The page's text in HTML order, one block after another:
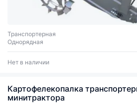
Транспортерная
Однорядная
Нет в наличии
Картофелекопалка
минитрактора